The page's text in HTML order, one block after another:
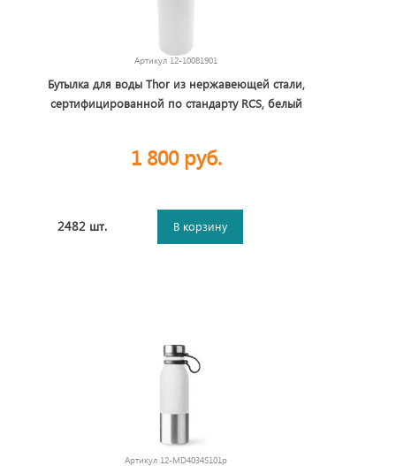
Артикул 12-10081901
Бутылка для воды Thor из нержавеющей стали,
сертифицированной по стандарту RCS, белый
1 800 руб.
2482 шт. В корзину
Артикул 12-MD4034S101p